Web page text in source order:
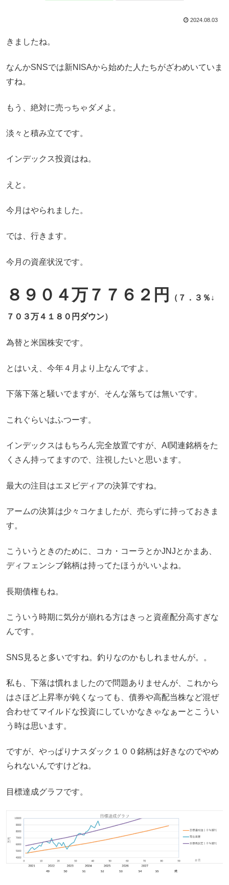
2024.08.03
きましたね。
なんかSNSでは新NISAから始めた人たちがざわめいていま
すね。
もう、絶対に売っちゃダメよ。
淡々と積み立てです。
インデックス投資はね。
えと。
今月はやられました。
では、行きます。
今月の資産状況です。
８９０４万７７６２円 （７．３％↓
７０３万４１８０円ダウン）
為替と米国株安です。
とはいえ、今年４月より上なんですよ。
下落下落と騒いでますが、そんな落ちては無いです。
これぐらいはふつーす。
インデックスはもちろん完全放置ですが、AI関連銘柄をた
くさん持ってますので、注視したいと思います。
最大の注目はエヌビディアの決算ですね。
アームの決算は少々コケましたが、売らずに持っておきま
す。
こういうときのために、コカ・コーラとかJNJとかまあ、
ディフェンシブ銘柄は持ってたほうがいいよね。
長期債権もね。
こういう時期に気分が崩れる方はきっと資産配分高すぎな
んです。
SNS見ると多いですね。釣りなのかもしれませんが。。
私も、下落は慣れましたので問題ありませんが、これから
はさほど上昇率が鈍くなっても、債券や高配当株など混ぜ
合わせてマイルドな投資にしていかなきゃなぁーとこうい
う時は思います。
ですが、やっぱりナスダック１００銘柄は好きなのでやめ
られないんですけどね。
目標達成グラフです。